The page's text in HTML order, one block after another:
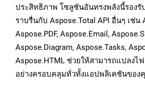
ประสิทธิภาพ โซลูชันอันทรงพลังนี้รองรั
ราบรื่นกับ Aspose.Total API อื่นๆ เช่น
Aspose.PDF, Aspose.Email,
Aspose.Diagram, Aspose.Tasks,
Aspose.HTML ช่วยให้สามารถแปลงไ
อย่างครอบคลุมทั่วทั้งแอปพลิเคชันของ